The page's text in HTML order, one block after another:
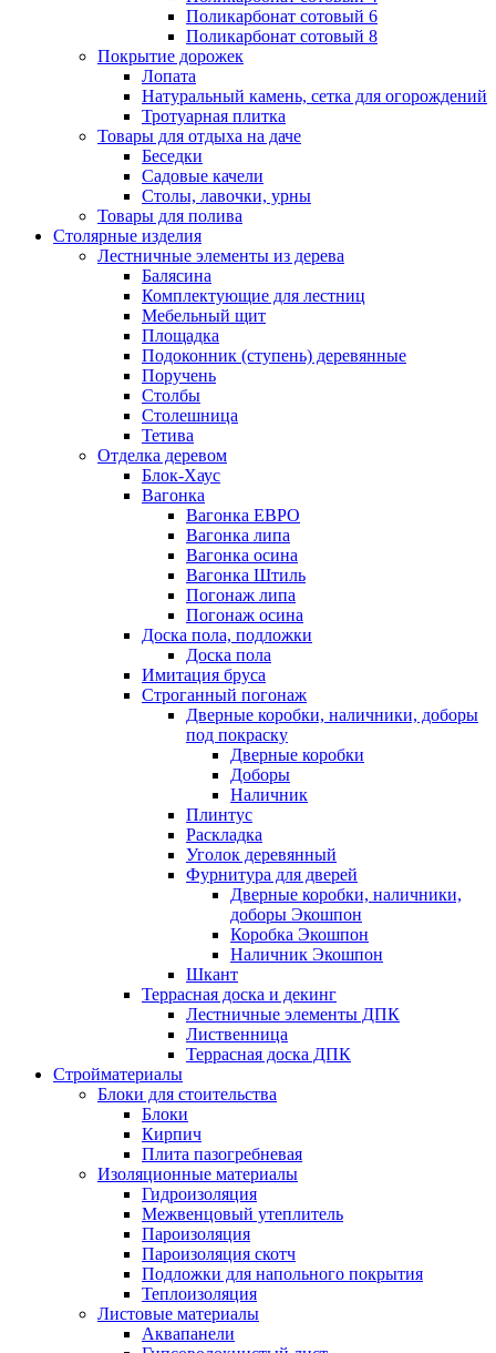
Поликарбонат сотовый 6
Поликарбонат сотовый 8
Покрытие дорожек
Лопата
Натуральный камень, сетка для огорождений
Тротуарная плитка
Товары для отдыха на даче
Беседки
Садовые качели
Столы, лавочки, урны
Товары для полива
Столярные изделия
Лестничные элементы из дерева
Балясина
Комплектующие для лестниц
Мебельный щит
Площадка
Подоконник (ступень) деревянные
Поручень
Столбы
Столешница
Тетива
Отделка деревом
Блок-Хаус
Вагонка
Вагонка ЕВРО
Вагонка липа
Вагонка осина
Вагонка Штиль
Погонаж липа
Погонаж осина
Доска пола, подложки
Доска пола
Имитация бруса
Строганный погонаж
Дверные коробки, наличники, доборы
под покраску
Дверные коробки
Доборы
Наличник
Плинтус
Раскладка
Уголок деревянный
Фурнитура для дверей
Дверные коробки, наличники,
доборы Экошпон
Коробка Экошпон
Наличник Экошпон
Шкант
Террасная доска и декинг
Лестничные элементы ДПК
Лиственница
Террасная доска ДПК
Стройматериалы
Блоки для стоительства
Блоки
Кирпич
Плита пазогребневая
Изоляционные материалы
Гидроизоляция
Межвенцовый утеплитель
Пароизоляция
Пароизоляция скотч
Подложки для напольного покрытия
Теплоизоляция
Листовые материалы
Аквапанели